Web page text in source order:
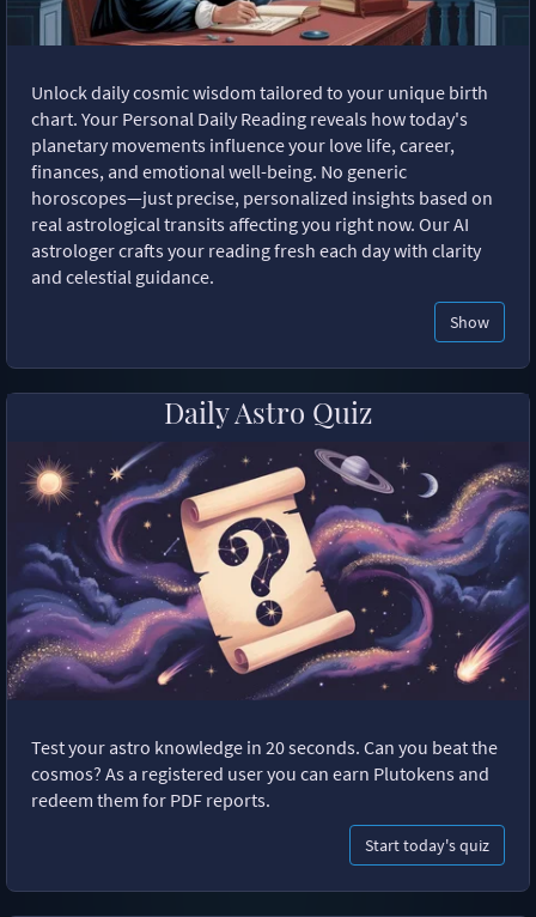
Unlock daily cosmic wisdom tailored to your unique birth
chart. Your Personal Daily Reading reveals how today's
planetary movements influence your love life, career,
finances, and emotional well-being. No generic
horoscopes—just precise, personalized insights based on
real astrological transits affecting you right now. Our AI
astrologer crafts your reading fresh each day with clarity
and celestial guidance.
Show
Daily Astro Quiz
Test your astro knowledge in 20 seconds. Can you beat the
cosmos? As a registered user you can earn Plutokens and
redeem them for PDF reports.
Start today's quiz